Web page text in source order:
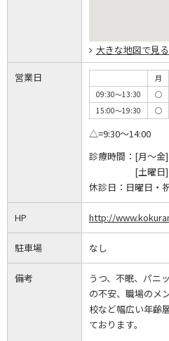
大きな地図で見る
営業日 月
09:30～13:30
◯
15:00～19:30
◯
△=9:30～14:00
診療時間： [月～金
[土曜
休診日： 日曜日・
HP http://
駐車場 なし
備考
うつ、不眠、パニ
の不安、職場のメ
校など幅広い年齢
ております。